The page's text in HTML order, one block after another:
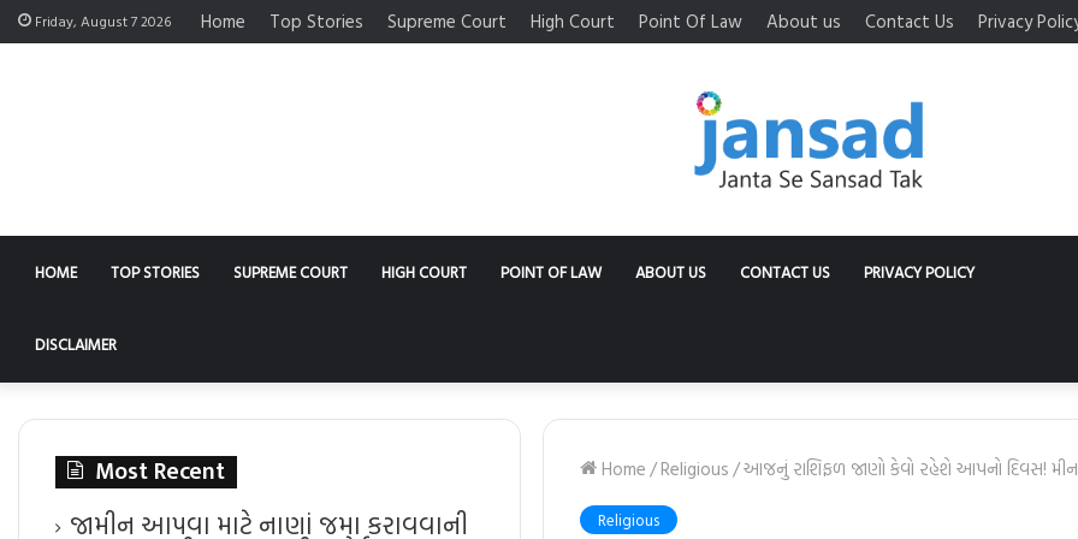
Friday, August 7 2026 Home Top Stories Supreme Court High Court Point Of Law About us Contact Us Privacy
HOME TOP STORIES SUPREME COURT HIGH COURT POINT OF LAW ABOUT US CONTACT US PRIVACY POLICY
DISCLAIMER
Home/Religious/આજનું રાશિફળ જાણો કેવો રહેશે આપનો દિવસ! મીન
Religious
Most Recent
જામીન આપવા માટે નાણાં જમા કરાવવાની